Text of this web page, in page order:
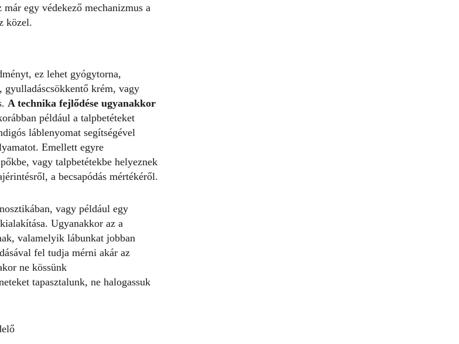
már egy védekező mechanizmus a
közel.
ez lehet gyógytorna,
gyulladáscsökkentő krém, vagy
A technika fejlődése ugyanakkor
például a talpbetéteket
láblenyomat segítségével
Emellett egyre
vagy talpbetétekbe helyeznek
a becsapódás mértékéről.
vagy például egy
Ugyanakkor az a
valamelyik lábunkat jobban
fel tudja mérni akár az
ne kössünk
tapasztalunk, ne halogassuk